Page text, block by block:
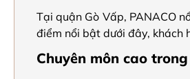
Tại quận Gò Vấp, PANACO
điểm nổi bật dưới đây, khách
Chuyên môn cao